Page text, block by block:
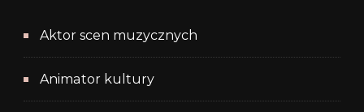
Aktor scen muzycznych
Animator kultury